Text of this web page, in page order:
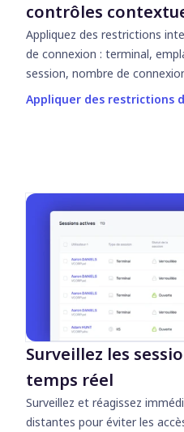
contrôles
Appliquez des restrictions
de connexion : terminal,
session, nombre de
Appliquer des restrictions
Surveillez les
temps réel
Surveillez et réagissez
distantes pour éviter les